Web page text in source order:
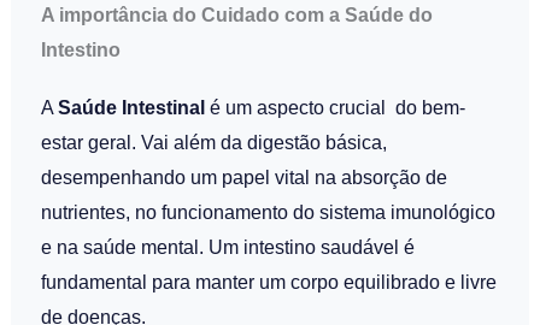
A importância do Cuidado com a Saúde do
Intestino
ASaúde Intestinal é um aspecto crucial do bem-
estar geral. Vai além da digestão básica,
desempenhando um papel vital na absorção de
nutrientes, no funcionamento do sistema imunológico
e na saúde mental. Um intestino saudável é
fundamental para manter um corpo equilibrado e livre
de doenças.